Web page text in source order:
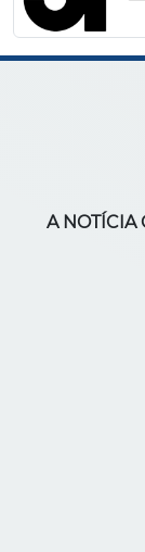
A NOTÍCIA